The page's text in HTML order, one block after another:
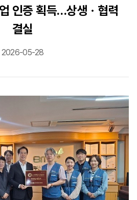
인증 획득…상생ㆍ협력
결실
2026-05-28